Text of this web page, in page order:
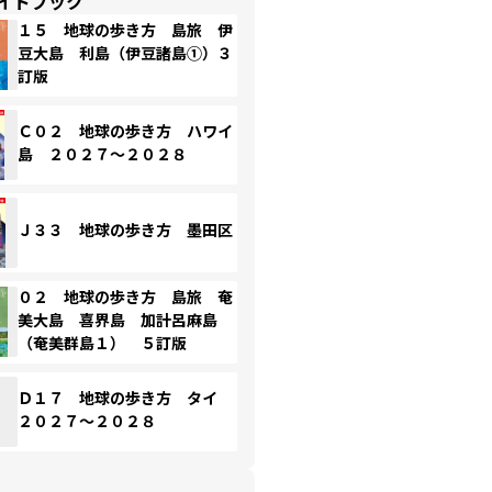
１５ 地球の歩き方 島旅 伊
豆大島 利島（伊豆諸島①）３
訂版
Ｃ０２ 地球の歩き方 ハワイ
島 ２０２７～２０２８
Ｊ３３ 地球の歩き方 墨田区
０２ 地球の歩き方 島旅 奄
美大島 喜界島 加計呂麻島
（奄美群島１） ５訂版
Ｄ１７ 地球の歩き方 タイ
２０２７～２０２８